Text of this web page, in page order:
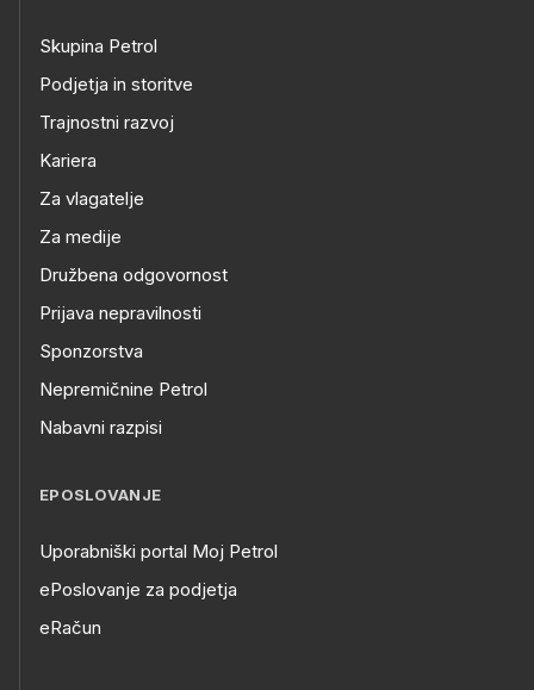
Skupina Petrol
Podjetja in storitve
Trajnostni razvoj
Kariera
Za vlagatelje
Za medije
Družbena odgovornost
Prijava nepravilnosti
Sponzorstva
Nepremičnine Petrol
Nabavni razpisi
EPOSLOVANJE
Uporabniški portal Moj Petrol
ePoslovanje za podjetja
eRačun